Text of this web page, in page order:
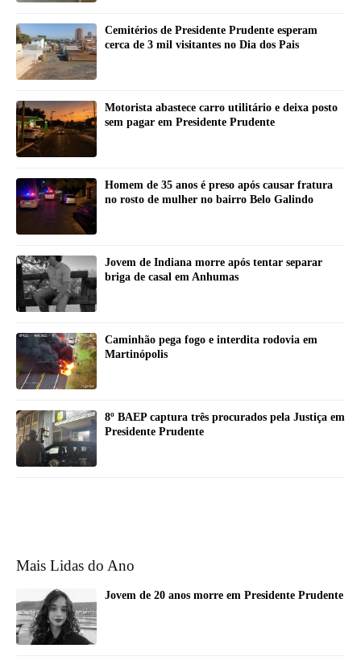
Cemitérios de Presidente Prudente esperam
cerca de 3 mil visitantes no Dia dos Pais
Motorista abastece carro utilitário e deixa posto
sem pagar em Presidente Prudente
Homem de 35 anos é preso após causar fratura
no rosto de mulher no bairro Belo Galindo
Jovem de Indiana morre após tentar separar
briga de casal em Anhumas
Caminhão pega fogo e interdita rodovia em
Martinópolis
8º BAEP captura três procurados pela Justiça em
Presidente Prudente
Mais Lidas do Ano
Jovem de 20 anos morre em Presidente Prudente